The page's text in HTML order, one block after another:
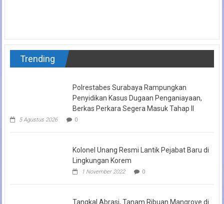
Trending
Polrestabes Surabaya Rampungkan
Penyidikan Kasus Dugaan Penganiayaan,
Berkas Perkara Segera Masuk Tahap II
5 Agustus 2026 0
Kolonel Unang Resmi Lantik Pejabat Baru di
Lingkungan Korem
1 November 2022 0
Tangkal Abrasi, Tanam Ribuan Mangrove di